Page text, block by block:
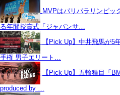
MVPはパリパラリンピッ
る年間授賞式「ジャパンサ…
【Pick Up】中井飛馬が5
手権 男子エリート…
【Pick Up】五輪種目「
produced by …